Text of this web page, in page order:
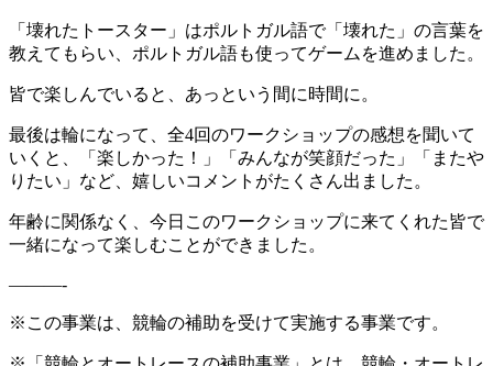
「壊れたトースター」はポルトガル語で「壊れた」の言葉を
教えてもらい、ポルトガル語も使ってゲームを進めました。
皆で楽しんでいると、あっという間に時間に。
最後は輪になって、全4回のワークショップの感想を聞いて
いくと、「楽しかった！」「みんなが笑顔だった」「またや
りたい」など、嬉しいコメントがたくさん出ました。
年齢に関係なく、今日このワークショップに来てくれた皆で
一緒になって楽しむことができました。
———-
※この事業は、競輪の補助を受けて実施する事業です。